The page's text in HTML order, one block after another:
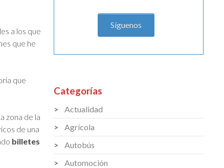
a los que
que he
que
zona de la
de una
billetes
Síguenos
Categorías
Actualidad
Agrícola
Autobús
Automoción